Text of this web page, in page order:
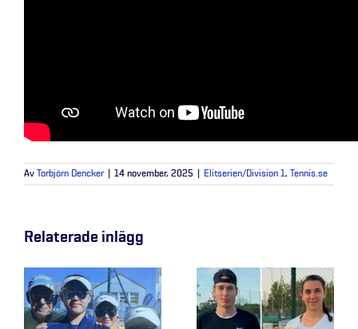
Av Torbjörn Dencker 14 november, 2025 Elitserien/Division 1, Tennis.se
Relaterade inlägg